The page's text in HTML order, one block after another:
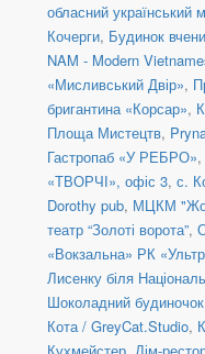
обласний український
Кочерги, Будинок
NAM - Modern
«Мисливський Двір»,
бригантина «Корсар»,
Площа Мистецтв,
Гастропаб «У РЕБРО»,
«ТВОРЧІ», офіс 3, с.
Dorothy pub, МЦКМ
театр “Золоті ворота”,
«Вокзальна» РК
Лисенку біля
Шоколадний будиночок
Кота / GreyCat.Studio,